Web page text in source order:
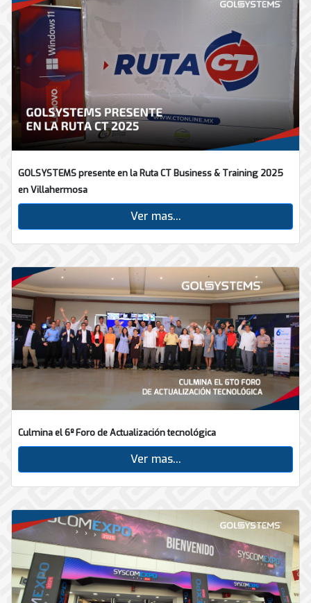
GOLSYSTEMS presente en la Ruta CT Business & Training 2025
en Villahermosa
Ver mas...
Culmina el 6º Foro de Actualización tecnológica
Ver mas...